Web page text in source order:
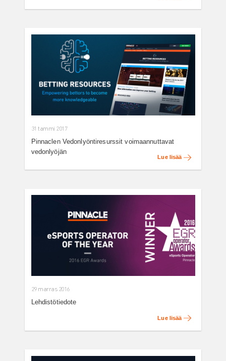
31 tammi 2017
Pinnaclen Vedonlyöntiresurssit voimaannuttavat
vedonlyöjän
Lue lisää
29 marras 2016
Lehdistötiedote
Lue lisää